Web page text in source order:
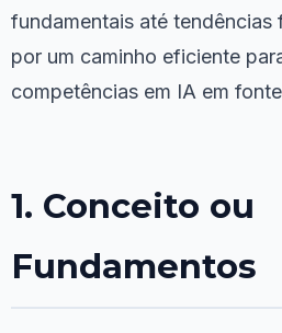
fundamentais até
por um caminho eficiente
competências em IA em
1. Conceito ou
Fundamentos